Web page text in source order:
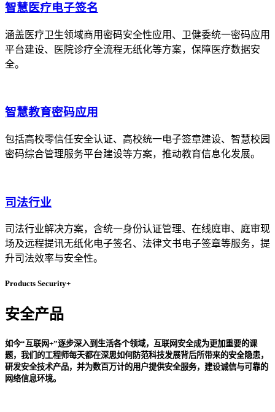
智慧医疗电子签名
涵盖医疗卫生领域商用密码安全性应用、卫健委统一密码应用
平台建设、医院诊疗全流程无纸化等方案，保障医疗数据安
全。
智慧教育密码应用
包括高校零信任安全认证、高校统一电子签章建设、智慧校园
密码综合管理服务平台建设等方案，推动教育信息化发展。
司法行业
司法行业解决方案，含统一身份认证管理、在线庭审、庭审现
场及远程提讯无纸化电子签名、法律文书电子签章等服务，提
升司法效率与安全性。
Products Security+
安全产品
如今“互联网+”逐步深入到生活各个领域，互联网安全成为更加重要的课
题，我们的工程师每天都在深思如何防范科技发展背后所带来的安全隐患，
研发安全技术产品，并为数百万计的用户提供安全服务，建设诚信与可靠的
网络信息环境。